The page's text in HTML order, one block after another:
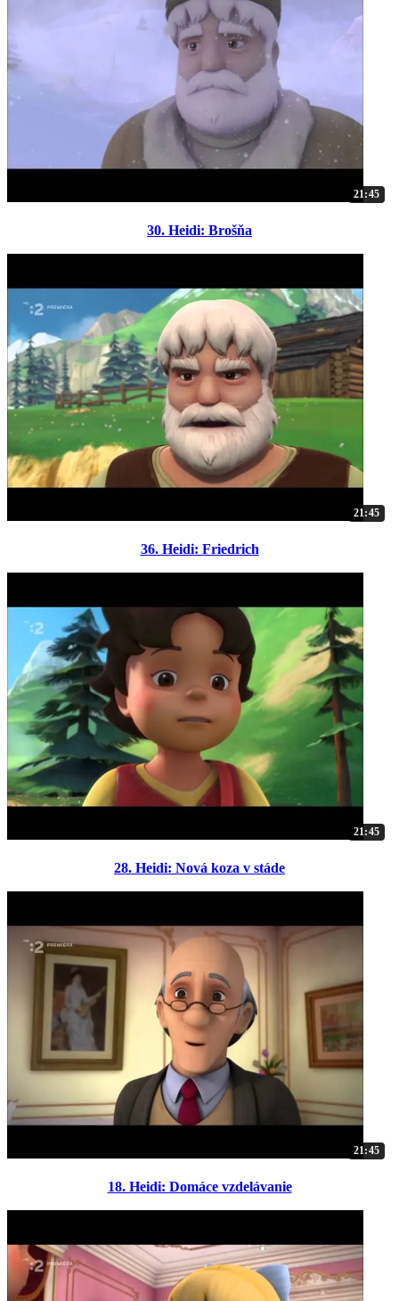
21:45
30. Heidi: Brošňa
21:45
36. Heidi: Friedrich
21:45
28. Heidi: Nová koza v stáde
21:45
18. Heidi: Domáce vzdelávanie